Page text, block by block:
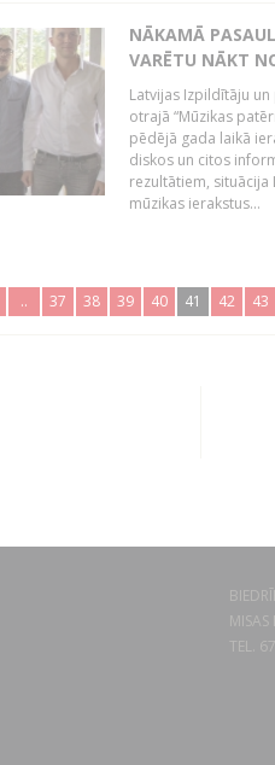
NĀKAMĀ
VARĒTU NĀKT
Latvijas Izpildītāju
otrajā “Mūzikas
pēdējā gada laikā
diskos un citos
rezultātiem, situācija
mūzikas ierakstus...
.. 37 38 39 40 41 42 43
TEL.